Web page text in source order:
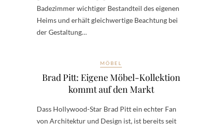
Badezimmer wichtiger Bestandteil des eigenen
Heims und erhält gleichwertige Beachtung bei
der Gestaltung…
MÖBEL
Brad Pitt: Eigene Möbel-Kollektion
kommt auf den Markt
Dass Hollywood-Star Brad Pitt ein echter Fan
von Architektur und Design ist, ist bereits seit